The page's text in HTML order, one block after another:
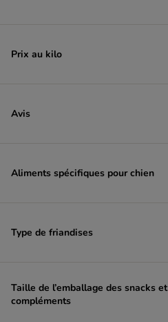
Prix au kilo
Avis
Aliments spécifiques pour chien
Type de friandises
Taille de l’emballage des snacks et
compléments